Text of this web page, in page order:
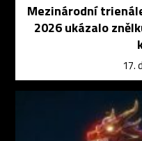
Mezinárodní
2026 ukázalo
17.